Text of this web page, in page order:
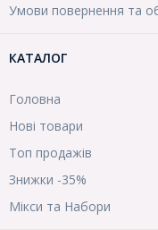
Умови повернення та
КАТАЛОГ
Головна
Нові товари
Топ продажів
Знижки -35%
Мікси та Набори